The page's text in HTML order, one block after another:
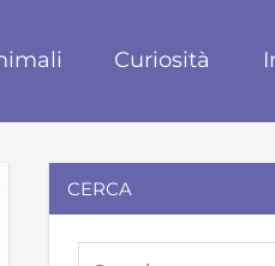
Curiosità
CERCA